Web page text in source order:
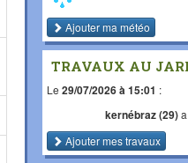
Ajouter ma météo
TRAVAUX AU
Le 29/07/2026 à 15:01 :
kernébraz (29)
Ajouter mes travaux